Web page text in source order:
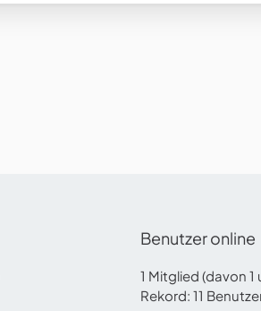
e
Benutzer online
1 Mitglied (davon
Rekord: 11